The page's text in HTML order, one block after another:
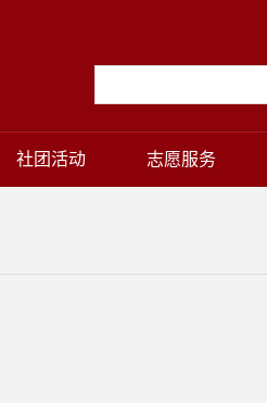
社团活动 志愿服务